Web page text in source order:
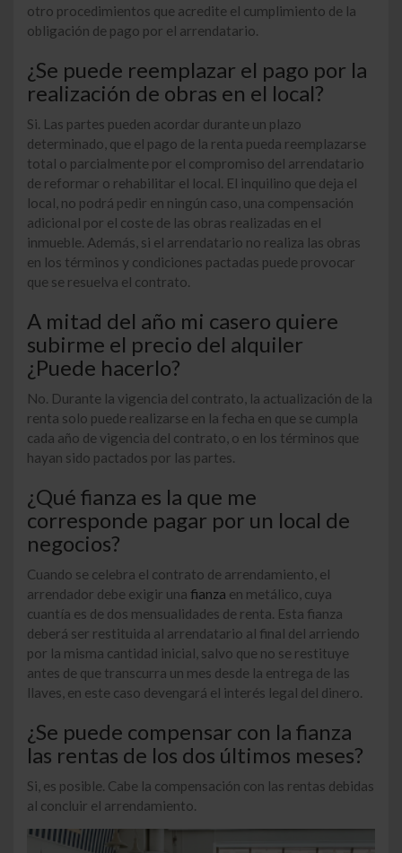
otro procedimientos que acredite el cumplimiento de la
obligación de pago por el arrendatario.
¿Se puede reemplazar el pago por la
realización de obras en el local?
Si. Las partes pueden acordar durante un plazo
determinado, que el pago de la renta pueda reemplazarse
total o parcialmente por el compromiso del arrendatario
de reformar o rehabilitar el local. El inquilino que deja el
local, no podrá pedir en ningún caso, una compensación
adicional por el coste de las obras realizadas en el
inmueble. Además, si el arrendatario no realiza las obras
en los términos y condiciones pactadas puede provocar
que se resuelva el contrato.
A mitad del año mi casero quiere
subirme el precio del alquiler
¿Puede hacerlo?
No. Durante la vigencia del contrato, la actualización de la
renta solo puede realizarse en la fecha en que se cumpla
cada año de vigencia del contrato, o en los términos que
hayan sido pactados por las partes.
¿Qué fianza es la que me
corresponde pagar por un local de
negocios?
Cuando se celebra el contrato de arrendamiento, el
arrendador debe exigir una fianza en metálico, cuya
cuantía es de dos mensualidades de renta. Esta fianza
deberá ser restituida al arrendatario al final del arriendo
por la misma cantidad inicial, salvo que no se restituye
antes de que transcurra un mes desde la entrega de las
llaves, en este caso devengará el interés legal del dinero.
¿Se puede compensar con la fianza
las rentas de los dos últimos meses?
Si, es posible. Cabe la compensación con las rentas debidas
al concluir el arrendamiento.